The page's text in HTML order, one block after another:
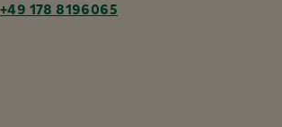
+49 178 8196065